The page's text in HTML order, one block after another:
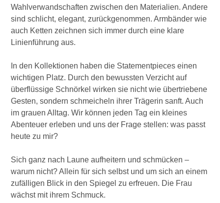
Wahlverwandschaften zwischen den Materialien. Andere
sind schlicht, elegant, zurückgenommen. Armbänder wie
auch Ketten zeichnen sich immer durch eine klare
Linienführung aus.
In den Kollektionen haben die Statementpieces einen
wichtigen Platz. Durch den bewussten Verzicht auf
überflüssige Schnörkel wirken sie nicht wie übertriebene
Gesten, sondern schmeicheln ihrer Trägerin sanft. Auch
im grauen Alltag. Wir können jeden Tag ein kleines
Abenteuer erleben und uns der Frage stellen: was passt
heute zu mir?
Sich ganz nach Laune aufheitern und schmücken –
warum nicht? Allein für sich selbst und um sich an einem
zufälligen Blick in den Spiegel zu erfreuen. Die Frau
wächst mit ihrem Schmuck.